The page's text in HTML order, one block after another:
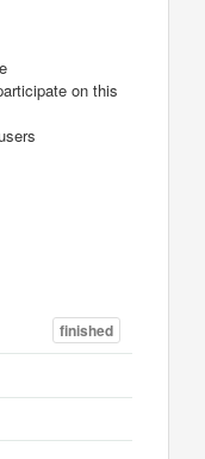
on this
finished